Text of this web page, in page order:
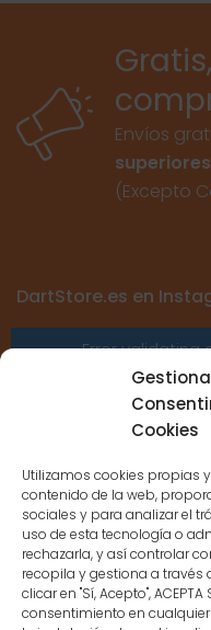
Cookies
Utilizamos cookies propias
contenido de la web,
sociales y para analizar el
uso de esta tecnología o
rechazarla, y así controlar
recopila y gestiona a través
clicar en "Sí, Acepto",
consentimiento en
Envíos
superiores
(Excepto
DartStore.es en
Error validating
Sessions for
because the
CONTACTO
MENÚ PRINCIPAL